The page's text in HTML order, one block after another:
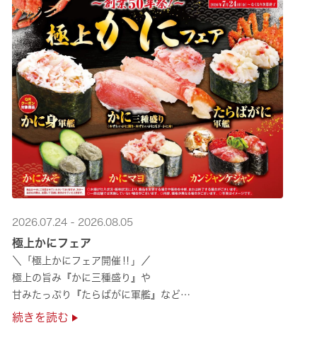
2026.07.24 - 2026.08.05
極上かにフェア
＼「極上かにフェア開催‼」／
極上の旨み『かに三種盛り』や
甘みたっぷり『たらばがに軍艦』など
絶品のかにを味わいつくせる！🦀
続きを読む